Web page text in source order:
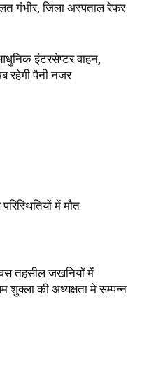
गंभीर, जिला अस्पताल रेफर
इंटरसेप्टर वाहन,
रहेगी पैनी नजर
में मौत
तहसील जखनियॉ में
शुक्ला की अध्यक्षता मे सम्पन्न